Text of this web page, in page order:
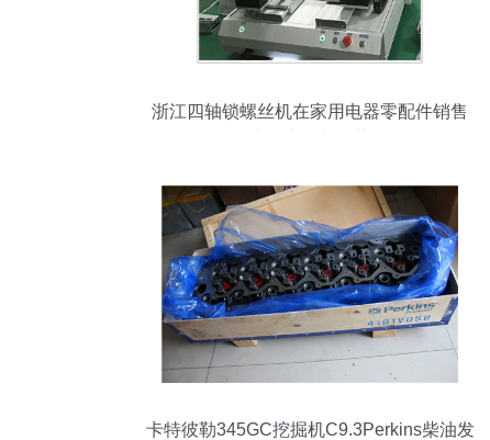
浙江四轴锁螺丝机在家用电器零配件销售
卡特彼勒345GC挖掘机C9.3Perkins柴油发